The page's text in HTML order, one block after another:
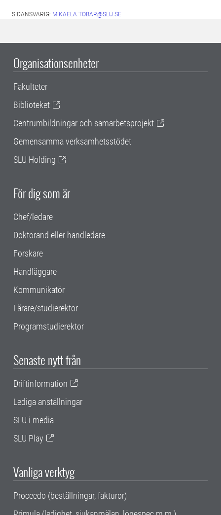
SIDANSVARIG: MIKAELA.TOBAR@SLU.SE
Organisationsenheter
Fakulteter
Biblioteket
Centrumbildningar och samarbetsprojekt
Gemensamma verksamhetsstödet
SLU Holding
För dig som är
Chef/ledare
Doktorand eller handledare
Forskare
Handläggare
Kommunikatör
Lärare/studierektor
Programstudierektor
Senaste nytt från
Driftinformation
Lediga anställningar
SLU i media
SLU Play
Vanliga verktyg
Proceedo (beställningar, fakturor)